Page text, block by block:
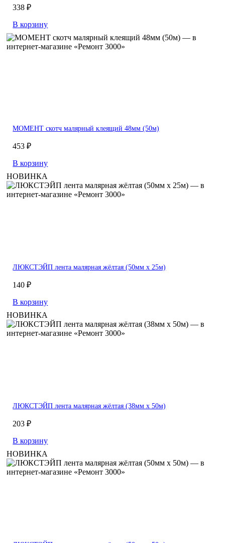
338 ₽
В корзину
МОМЕНТ скотч малярный клеящий 48мм (50м)
453 ₽
В корзину
НОВИНКА
ЛЮКСТЭЙП лента малярная жёлтая (50мм х 25м)
140 ₽
В корзину
НОВИНКА
ЛЮКСТЭЙП лента малярная жёлтая (38мм х 50м)
203 ₽
В корзину
НОВИНКА